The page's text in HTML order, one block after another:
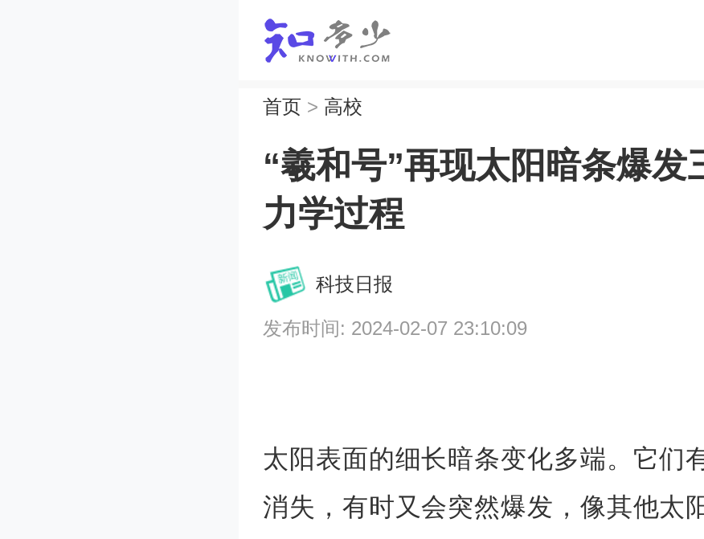
首页 > 高校
“羲和号”再现太阳暗条爆发
力学过程
科技日报
发布时间: 2024-02-07 23:10:09
太阳表面的细长暗条变化多端。它们
消失，有时又会突然爆发，像其他太